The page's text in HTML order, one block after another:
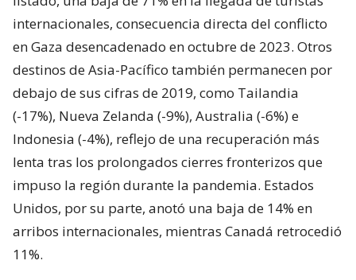
internacionales, consecuencia directa del conflicto
en Gaza desencadenado en octubre de 2023. Otros
destinos de Asia-Pacífico también permanecen por
debajo de sus cifras de 2019, como Tailandia
(-17%), Nueva Zelanda (-9%), Australia (-6%) e
Indonesia (-4%), reflejo de una recuperación más
lenta tras los prolongados cierres fronterizos que
impuso la región durante la pandemia. Estados
Unidos, por su parte, anotó una baja de 14% en
arribos internacionales, mientras Canadá retrocedió
11%.